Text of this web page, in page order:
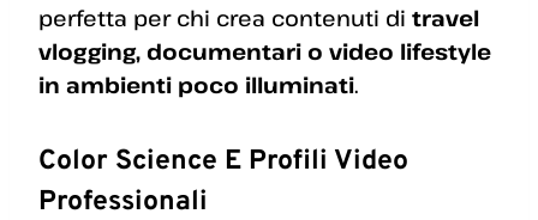
perfetta per chi crea contenuti di travel
vlogging, documentari o video lifestyle
in ambienti poco illuminati.
Color Science E Profili Video
Professionali